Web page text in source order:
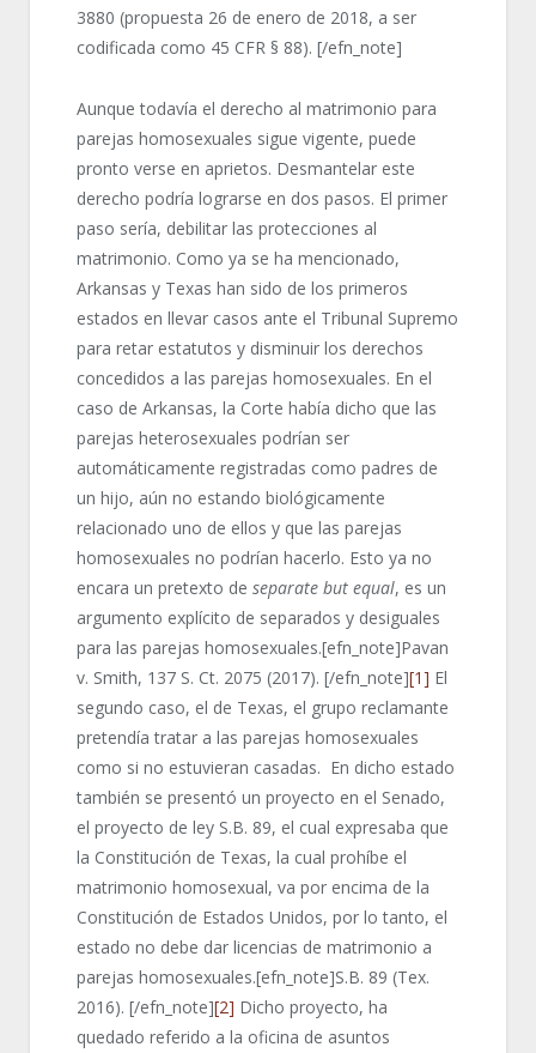
3880 (propuesta 26 de enero de 2018, a ser
codificada como 45 CFR § 88). [/efn_note]
Aunque todavía el derecho al matrimonio para
parejas homosexuales sigue vigente, puede
pronto verse en aprietos. Desmantelar este
derecho podría lograrse en dos pasos. El primer
paso sería, debilitar las protecciones al
matrimonio. Como ya se ha mencionado,
Arkansas y Texas han sido de los primeros
estados en llevar casos ante el Tribunal Supremo
para retar estatutos y disminuir los derechos
concedidos a las parejas homosexuales. En el
caso de Arkansas, la Corte había dicho que las
parejas heterosexuales podrían ser
automáticamente registradas como padres de
un hijo, aún no estando biológicamente
relacionado uno de ellos y que las parejas
homosexuales no podrían hacerlo. Esto ya no
encara un pretexto de separate but equal, es un
argumento explícito de separados y desiguales
para las parejas homosexuales.[efn_note]Pavan
v. Smith, 137 S. Ct. 2075 (2017). [/efn_note][1] El
segundo caso, el de Texas, el grupo reclamante
pretendía tratar a las parejas homosexuales
como si no estuvieran casadas. En dicho estado
también se presentó un proyecto en el Senado,
el proyecto de ley S.B. 89, el cual expresaba que
la Constitución de Texas, la cual prohíbe el
matrimonio homosexual, va por encima de la
Constitución de Estados Unidos, por lo tanto, el
estado no debe dar licencias de matrimonio a
parejas homosexuales.[efn_note]S.B. 89 (Tex.
2016). [/efn_note][2] Dicho proyecto, ha
quedado referido a la oficina de asuntos